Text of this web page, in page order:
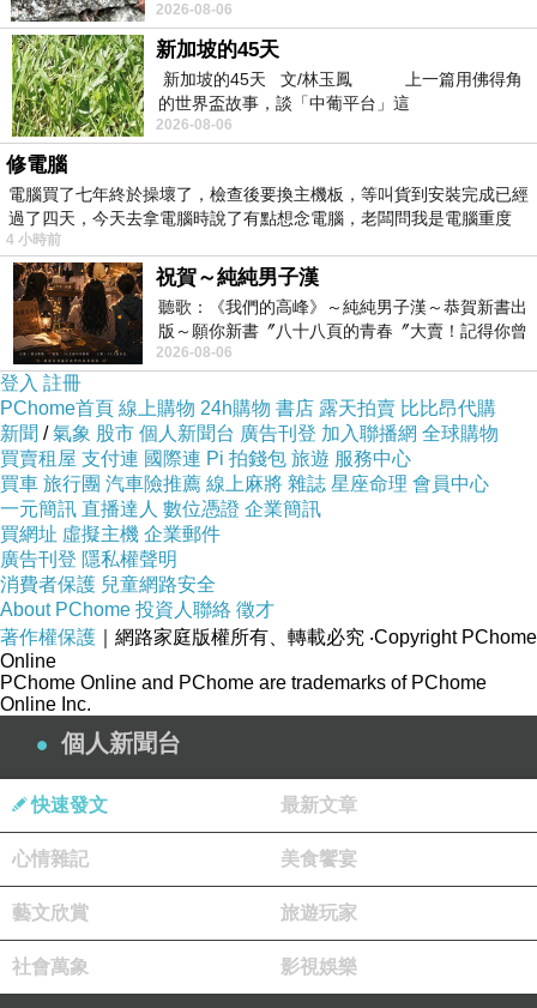
2026-08-06
新加坡的45天
新加坡的45天 文/林玉鳳 上一篇用佛得角
的世界盃故事，談「中葡平台」這
2026-08-06
修電腦
電腦買了七年終於操壞了，檢查後要換主機板，等叫貨到安裝完成已經
過了四天，今天去拿電腦時說了有點想念電腦，老闆問我是電腦重度
4 小時前
祝賀～純純男子漢
聽歌：《我們的高峰》～純純男子漢～恭賀新書出
版～願你新書〞八十八頁的青春〞大賣！記得你曾
經在我的版留言…「好讚的圖^^感覺大家
2026-08-06
登入 註冊
PChome首頁 線上購物 24h購物 書店 露天拍賣 比比昂代購
新聞 /氣象 股市 個人新聞台 廣告刊登 加入聯播網 全球購物
買賣租屋 支付連 國際連 Pi 拍錢包 旅遊 服務中心
買車 旅行團 汽車險推薦 線上麻將 雜誌 星座命理 會員中心
一元簡訊 直播達人 數位憑證 企業簡訊
買網址 虛擬主機 企業郵件
廣告刊登 隱私權聲明
消費者保護 兒童網路安全
About PChome 投資人聯絡 徵才
著作權保護 ｜網路家庭版權所有、轉載必究 ‧Copyright PChome
Online
PChome Online and PChome are trademarks of PChome
Online Inc.
個人新聞台
快速發文 最新文章
心情雜記 美食饗宴
藝文欣賞 旅遊玩家
社會萬象 影視娛樂